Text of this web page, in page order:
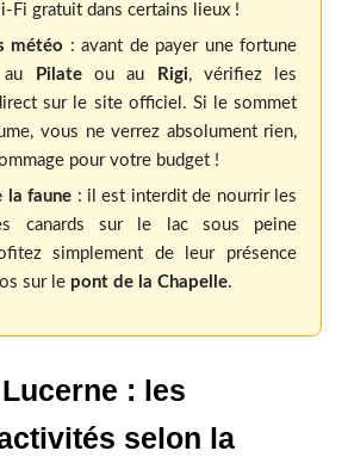
Fi gratuit dans certains lieux !
météo : avant de payer une fortune
au
Pilateou au Rigi, vérifiez les
sur le site officiel. Si le sommet
vous ne verrez absolument rien,
pour votre budget !
la faune : il est interdit de nourrir les
canards sur le lac sous peine
simplement de leur présence
sur le pont de la Chapelle.
: les
selon la